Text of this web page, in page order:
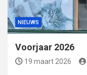
NIEUWS
Voorjaar 2026
19 maart 2026